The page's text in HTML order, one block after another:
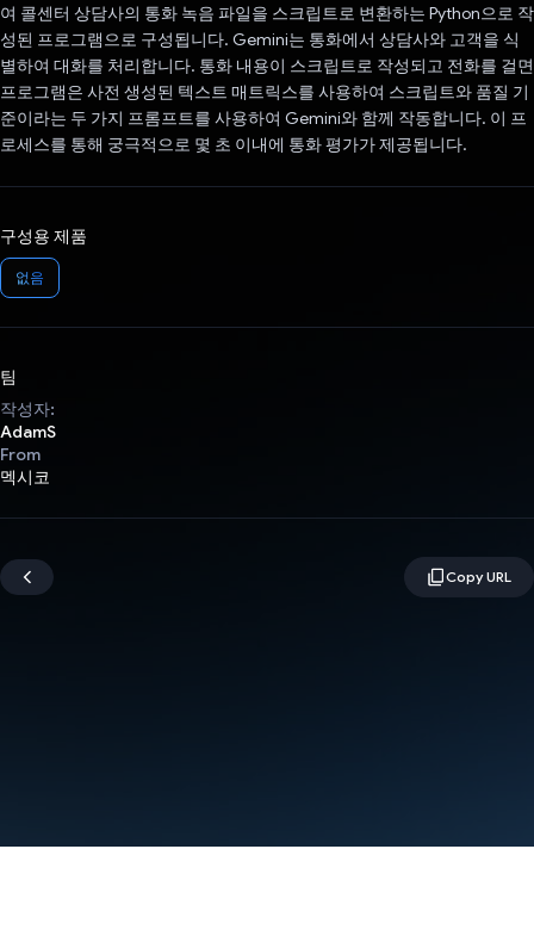
여 콜센터 상담사의 통화 녹음 파일을 스크립트로 변환하는 Python으로 작
성된 프로그램으로 구성됩니다. Gemini는 통화에서 상담사와 고객을 식
별하여 대화를 처리합니다. 통화 내용이 스크립트로 작성되고 전화를 걸면
프로그램은 사전 생성된 텍스트 매트릭스를 사용하여 스크립트와 품질 기
준이라는 두 가지 프롬프트를 사용하여 Gemini와 함께 작동합니다. 이 프
로세스를 통해 궁극적으로 몇 초 이내에 통화 평가가 제공됩니다.
구성용 제품
없음
팀
작성자:
AdamS
From
멕시코